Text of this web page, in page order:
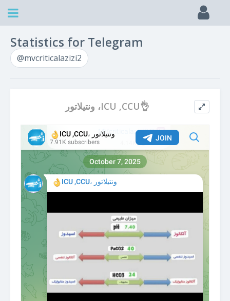
Statistics for Telegram
@mvcriticalazizi2
ونتیلاتور ،ICU ,CCU👌